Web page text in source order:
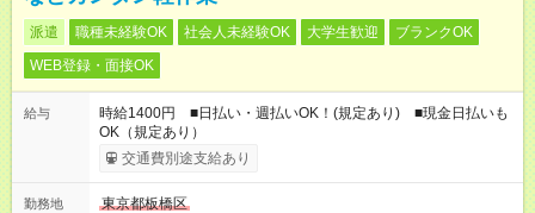
派遣 職種未経験OK 社会人未経験OK 大学生歓迎
ブランクOK
WEB登録・面接OK
給与
時給1400円 ■日払い・週払いOK！(規定あり) ■現金日払いも
OK（規定あり）
交通費別途支給あり
勤務地
東京都板橋区